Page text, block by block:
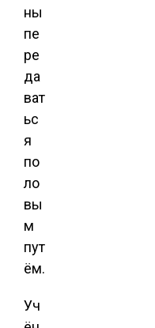
ны
пе
ре
да
ват
ьс
я
по
ло
вы
м
пут
ём.
Уч